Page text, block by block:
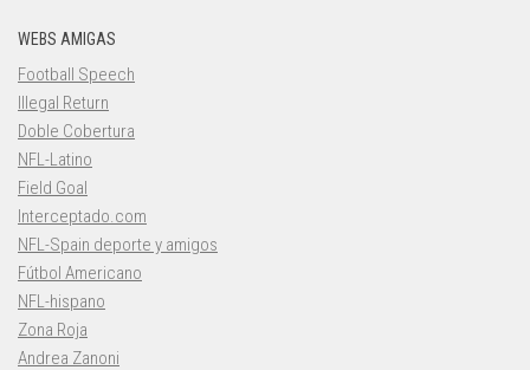
WEBS AMIGAS
Football Speech
Illegal Return
Doble Cobertura
NFL-Latino
Field Goal
Interceptado.com
NFL-Spain deporte y amigos
Fútbol Americano
NFL-hispano
Zona Roja
Andrea Zanoni